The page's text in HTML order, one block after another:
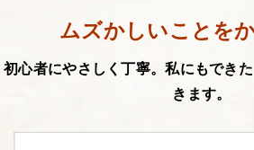
ムズかしいことを
初心者にやさしく丁寧。私にもでき
きます。